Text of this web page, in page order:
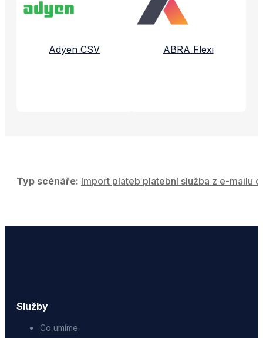
Adyen CSV ABRA Flexi
Typ scénáře: Import plateb platební služba z e-mailu
Služby
Co umíme